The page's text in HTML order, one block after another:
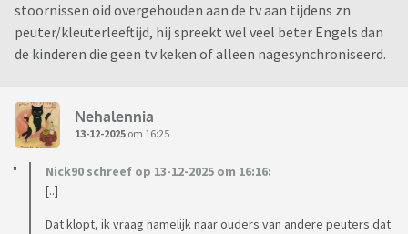
stoornissen oid overgehouden aan de tv aan tijdens zn
peuter/kleuterleeftijd, hij spreekt wel veel beter Engels dan
de kinderen die geen tv keken of alleen nagesynchroniseerd.
Nehalennia
13-12-2025 om 16:25
Nick90 schreef op 13-12-2025 om 16:16:
[..]
Dat klopt, ik vraag namelijk naar ouders van andere peuters dat